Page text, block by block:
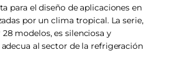
para el diseño de aplicaciones en
por un clima tropical. La serie,
modelos, es silenciosa y
al sector de la refrigeración